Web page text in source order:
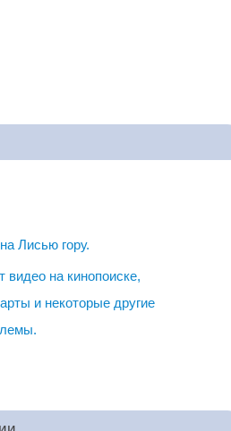
Лисью гору.
видео на кинопоиске,
и некоторые другие